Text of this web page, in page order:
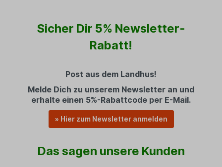
Sicher Dir 5% Newsletter-
Rabatt!
Post aus dem Landhus!
Melde Dich zu unserem Newsletter an und
erhalte einen 5%-Rabattcode per E-Mail.
» Hier zum Newsletter anmelden
Das sagen unsere Kunden